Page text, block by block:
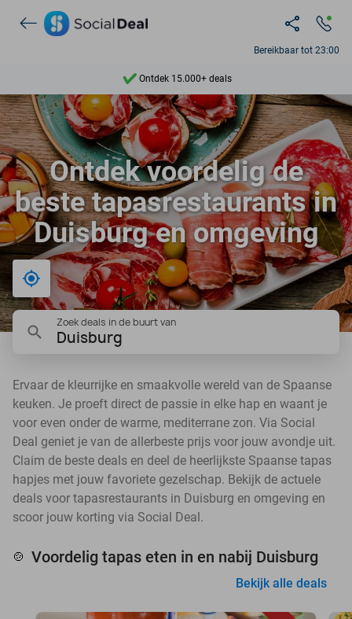
Bereikbaar tot 23:00
Ontdek 15.000+ deals
7 dagen per week beschikbaar
10+ miljoen leden
9,4
Ontdek 15.000+ deals
Ontdek voordelig de
beste tapasrestaurants in
Duisburg en omgeving
Bij mij in de buurt
Zoek deals in de buurt van
Duisburg
Ervaar de kleurrijke en smaakvolle wereld van de Spaanse
keuken. Je proeft direct de passie in elke hap en waant je
voor even onder de warme, mediterrane zon. Via Social
Deal geniet je van de allerbeste prijs voor jouw avondje uit.
Claim de beste deals en deel de heerlijkste Spaanse tapas
hapjes met jouw favoriete gezelschap. Bekijk de actuele
deals voor tapasrestaurants in Duisburg en omgeving en
scoor jouw korting via Social Deal.
🍲 Voordelig tapas eten in en nabij Duisburg
Bekijk alle deals